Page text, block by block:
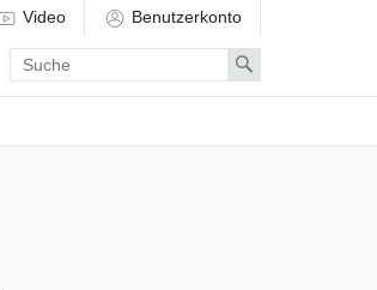
Video Benutzerkonto
Enter
search
term
Search